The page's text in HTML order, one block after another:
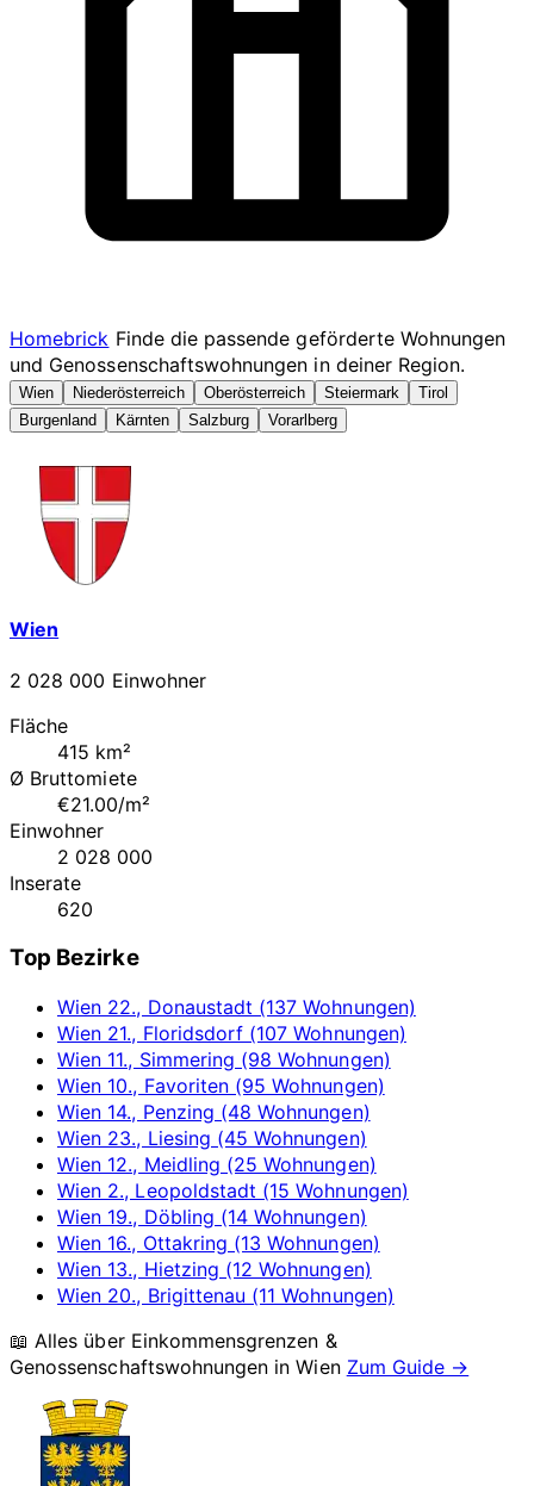
Homebrick Finde die passende geförderte Wohnungen
und Genossenschaftswohnungen in deiner Region.
Wien Niederösterreich Oberösterreich Steiermark
Tirol
Burgenland
Kärnten Salzburg Vorarlberg
Wien
2 028 000 Einwohner
Fläche
415 km²
Ø Bruttomiete
€21.00/m²
Einwohner
2 028 000
Inserate
620
Top Bezirke
Wien 22., Donaustadt (137 Wohnungen)
Wien 21., Floridsdorf (107 Wohnungen)
Wien 11., Simmering (98 Wohnungen)
Wien 10., Favoriten (95 Wohnungen)
Wien 14., Penzing (48 Wohnungen)
Wien 23., Liesing (45 Wohnungen)
Wien 12., Meidling (25 Wohnungen)
Wien 2., Leopoldstadt (15 Wohnungen)
Wien 19., Döbling (14 Wohnungen)
Wien 16., Ottakring (13 Wohnungen)
Wien 13., Hietzing (12 Wohnungen)
Wien 20., Brigittenau (11 Wohnungen)
📖 Alles über Einkommensgrenzen &
Genossenschaftswohnungen inWien Zum Guide →